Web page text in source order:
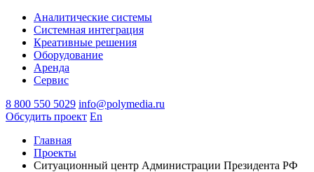
Аналитические системы
Системная интеграция
Креативные решения
Оборудование
Аренда
Сервис
8 800 550 5029 info@polymedia.ru
Обсудить проект En
Главная
Проекты
Ситуационный центр Администрации Президента РФ